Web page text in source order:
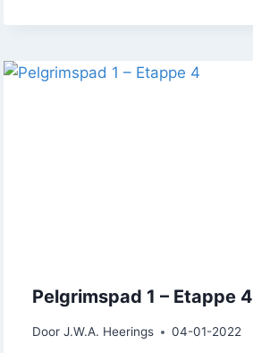
Pelgrimspad 1 – Etappe 4
Door J.W.A. Heerings 04-01-2022